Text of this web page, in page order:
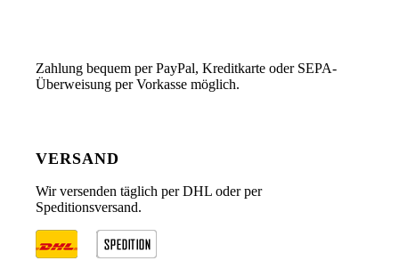
Zahlung bequem per PayPal, Kreditkarte oder SEPA-
Überweisung per Vorkasse möglich.
VERSAND
Wir versenden täglich per DHL oder per
Speditionsversand.